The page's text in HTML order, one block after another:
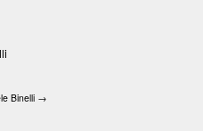
Binelli →